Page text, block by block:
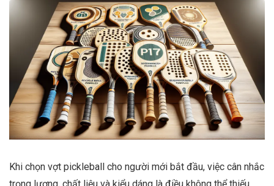
Khi chọn vợt pickleball cho người mới bắt đầu, việc cân nhắc